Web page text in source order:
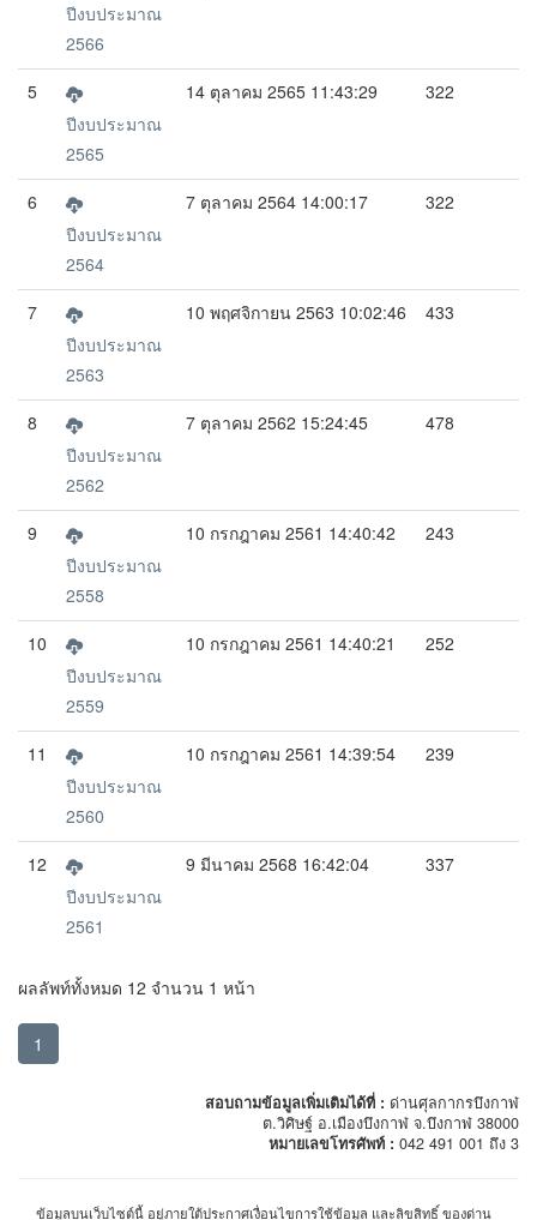
ปีงบประมาณ
2566
5
ปีงบประมาณ
2565
14 ตุลาคม 2565 11:43:29 322
6
ปีงบประมาณ
2564
7 ตุลาคม 2564 14:00:17 322
7
ปีงบประมาณ
2563
10 พฤศจิกายน 2563 10:02:46 433
8
ปีงบประมาณ
2562
7 ตุลาคม 2562 15:24:45 478
9
ปีงบประมาณ
2558
10 กรกฎาคม 2561 14:40:42 243
10
ปีงบประมาณ
2559
10 กรกฎาคม 2561 14:40:21 252
11
ปีงบประมาณ
2560
10 กรกฎาคม 2561 14:39:54 239
12
ปีงบประมาณ
2561
9 มีนาคม 2568 16:42:04 337
ผลลัพท์ทั้งหมด 12 จำนวน 1 หน้า
1
สอบถามข้อมูลเพิ่มเติมได้ที่ : ด่านศุลกากรบึงกาฬ
ต.วิศิษฐ์ อ.เมืองบึงกาฬ จ.บึงกาฬ 38000
หมายเลขโทรศัพท์ : 042 491 001 ถึง 3
ข้อมูลบนเว็บไซต์นี้ อยู่ภายใต้ประกาศเงื่อนไขการใช้ข้อมูล และลิขสิทธิ์ ของด่าน